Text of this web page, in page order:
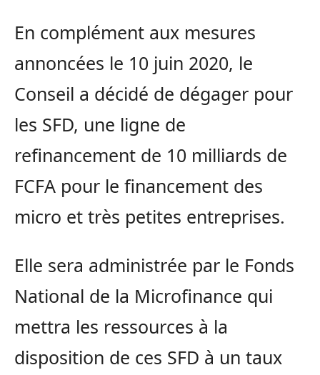
En complément aux mesures
annoncées le 10 juin 2020, le
Conseil a décidé de dégager pour
les SFD, une ligne de
refinancement de 10 milliards de
FCFA pour le financement des
micro et très petites entreprises.
Elle sera administrée par le Fonds
National de la Microfinance qui
mettra les ressources à la
disposition de ces SFD à un taux